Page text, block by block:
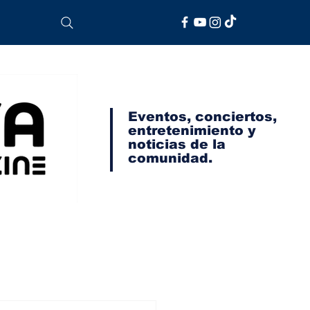
Eventos, conciertos,
entretenimiento y
noticias de la
comunidad.